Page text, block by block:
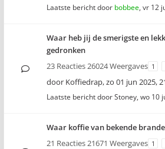
Laatste bericht door bobbee, vr 12
Waar heb jij de smerigste en
gedronken
23 Reacties 26024 Weergaves 1
door Koffiedrap,zo 01 jun 2025,
Laatste bericht doorStoney, wo 10
Waar koffie van bekende
21 Reacties 21671 Weergaves 1